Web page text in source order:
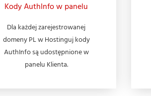
Kody AuthInfo w panelu
Dla każdej zarejestrowanej
domeny PL w Hostinguj kody
AuthInfo są udostępnione w
panelu Klienta.